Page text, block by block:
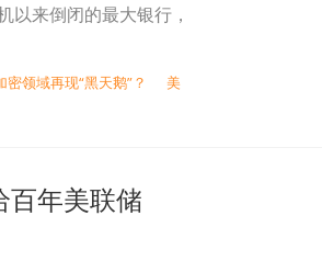
以来倒闭的最大银行，
领域再现“黑天鹅”？
美
百年美联储